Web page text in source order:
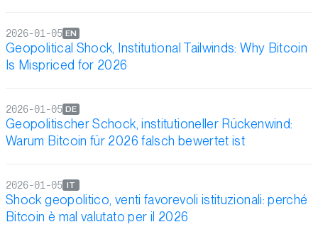
Geopolitical Shock, Institutional Tailwinds: Why Bitcoin
Is Mispriced for 2026
EN
2026-01-05
Geopolitischer Schock, institutioneller Rückenwind:
Warum Bitcoin für 2026 falsch bewertet ist
DE
2026-01-05
Shock geopolitico, venti favorevoli istituzionali: perché
Bitcoin è mal valutato per il 2026
IT
2026-01-05